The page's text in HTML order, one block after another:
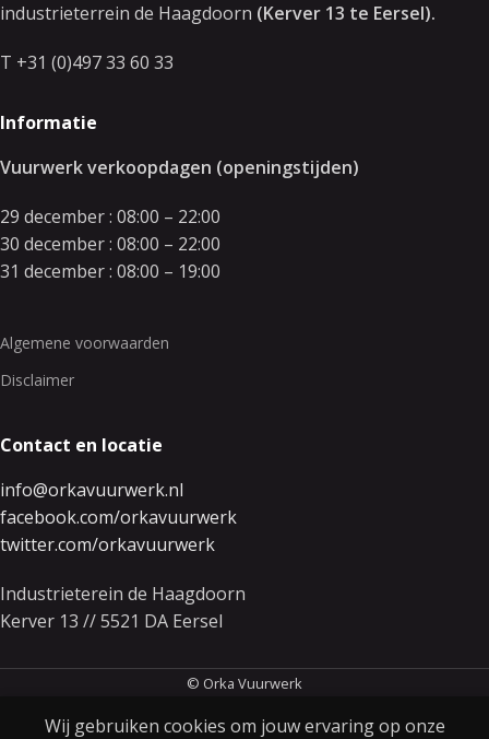
industrieterrein de Haagdoorn (Kerver 13 te Eersel).
T +31 (0)497 33 60 33
Informatie
Vuurwerk verkoopdagen (openingstijden)
29 december : 08:00 – 22:00
30 december : 08:00 – 22:00
31 december : 08:00 – 19:00
Algemene voorwaarden
Disclaimer
Contact en locatie
info@orkavuurwerk.nl
facebook.com/orkavuurwerk
twitter.com/orkavuurwerk
Industrieterein de Haagdoorn
Kerver 13 // 5521 DA Eersel
© Orka Vuurwerk
Wij gebruiken cookies om jouw ervaring op onze